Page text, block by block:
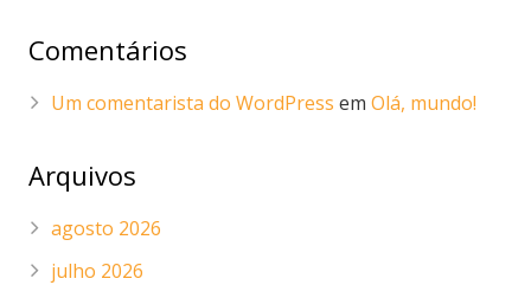
Comentários
Um comentarista do WordPress emOlá, mundo!
Arquivos
agosto 2026
julho 2026